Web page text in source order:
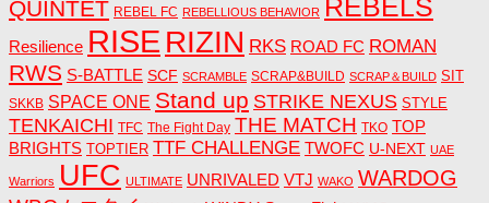
QUINTET REBEL FC REBELLIOUS BEHAVIOR REBELS
Resilience RISE RIZIN RKS ROAD FC ROMAN
RWS S-BATTLE SCF SCRAMBLE SCRAP&BUILD SCRAP＆BUILD SIT
SKKB SPACE ONE Stand up STRIKE NEXUS STYLE
TENKAICHI TFC The Fight Day THE MATCH TKO TOP
BRIGHTS TOPTIER TTF CHALLENGE TWOFC U-NEXT UAE
Warriors UFC ULTIMATE UNRIVALED VTJ WAKO WARDOG